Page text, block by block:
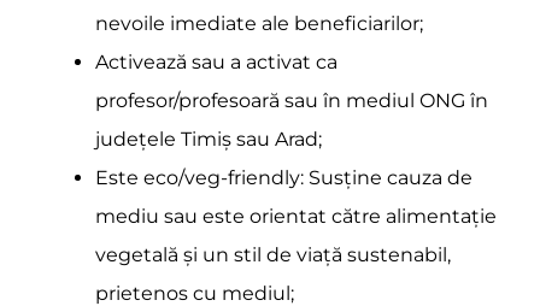
nevoile imediate ale beneficiarilor;
Activează sau a activat ca
profesor/profesoară sau în mediul ONG în
județele Timiș sau Arad;
Este eco/veg-friendly: Susține cauza de
mediu sau este orientat către alimentație
vegetală și un stil de viață sustenabil,
prietenos cu mediul;